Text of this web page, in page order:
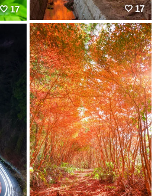
17
17